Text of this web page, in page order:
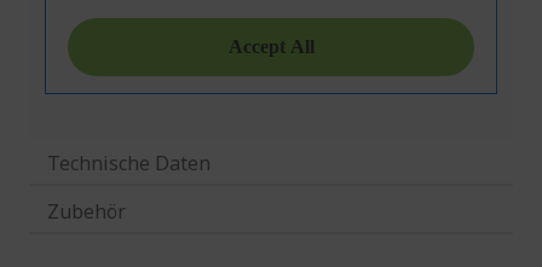
Technische Daten
Zubehör